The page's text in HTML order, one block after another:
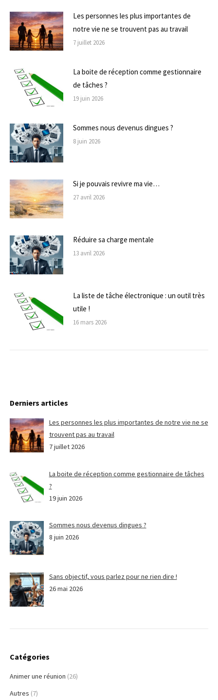
Les personnes les plus importantes de
notre vie ne se trouvent pas au travail
7 juillet 2026
La boite de réception comme gestionnaire
de tâches ?
19 juin 2026
Sommes nous devenus dingues ?
8 juin 2026
Si je pouvais revivre ma vie…
27 avril 2026
Réduire sa charge mentale
13 avril 2026
La liste de tâche électronique : un outil très
utile !
16 mars 2026
Derniers articles
Les personnes les plus importantes de notre vie ne se
trouvent pas au travail
7 juillet 2026
La boite de réception comme gestionnaire de tâches
?
19 juin 2026
Sommes nous devenus dingues ?
8 juin 2026
Sans objectif, vous parlez pour ne rien dire !
26 mai 2026
Catégories
Animer une réunion (26)
Autres (7)